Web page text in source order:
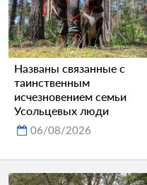
Названы связанные с
таинственным
исчезновением семьи
Усольцевых люди
06/08/2026